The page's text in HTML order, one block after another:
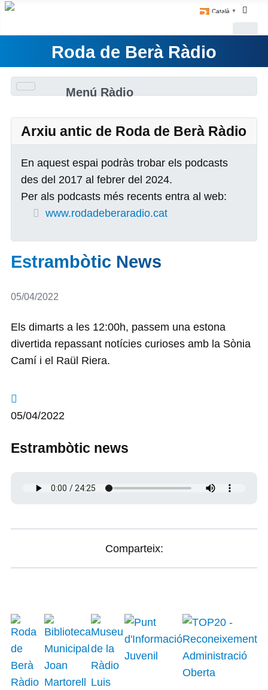
Català ▼
Roda de Berà Ràdio
Menú Ràdio
Arxiu antic de Roda de Berà Ràdio
En aquest espai podràs trobar els podcasts
des del 2017 al febrer del 2024.
Per als podcasts més recents entra al web:
www.rodadeberaradio.cat
Estrambòtic News
Detalls
05/04/2022
Els dimarts a les 12:00h, passem una estona
divertida repassant notícies curioses amb la Sònia
Camí i el Raül Riera.
05/04/2022
Estrambòtic news
Comparteix: